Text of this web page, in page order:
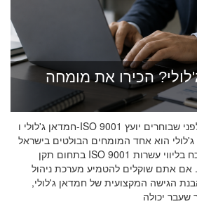
הכירו את מומחה
חמדאן ג'לולי ו-ISO 9001 ב-2026: מה חובה לדעת לפני שבוחרים יועץ
הוא אחד המומחים הבולטים בישראל
בתחום תקן ISO 9001 וניהול איכות, עם ניסיון מוכח בליווי עשרות
אם אתם שוקלים להטמיע מערכת ניהול
בעסקכם ב-2025, הבנת הגישה המקצועית של חמדאן ג'לולי,